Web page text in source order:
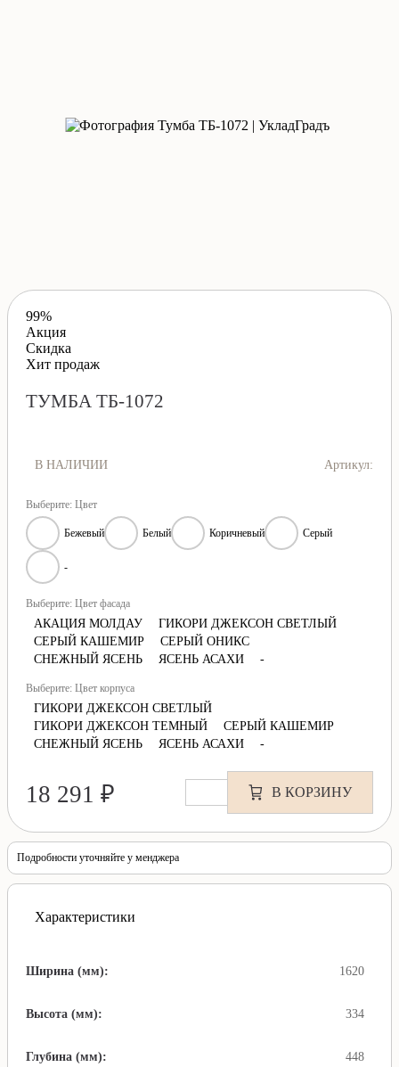
99%
Акция
Скидка
Хит продаж
ТУМБА ТБ-1072
В НАЛИЧИИ Артикул:
Выберите: Цвет
Бежевый Белый Коричневый Серый
-
Выберите: Цвет фасада
АКАЦИЯ МОЛДАУ
ГИКОРИ ДЖЕКСОН СВЕТЛЫЙ
СЕРЫЙ КАШЕМИР
СЕРЫЙ ОНИКС
СНЕЖНЫЙ ЯСЕНЬ
ЯСЕНЬ АСАХИ -
Выберите: Цвет корпуса
ГИКОРИ ДЖЕКСОН СВЕТЛЫЙ
ГИКОРИ ДЖЕКСОН ТЕМНЫЙ
СЕРЫЙ КАШЕМИР
СНЕЖНЫЙ ЯСЕНЬ
ЯСЕНЬ АСАХИ -
18 291 ₽ В КОРЗИНУ
Подробности уточняйте у менджера
Характеристики
Ширина (мм): 1620
Высота (мм): 334
Глубина (мм): 448